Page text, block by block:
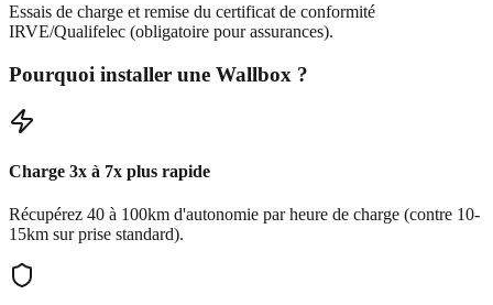
Essais de charge et remise du certificat de conformité
IRVE/Qualifelec (obligatoire pour assurances).
Pourquoi installer une Wallbox ?
Charge 3x à 7x plus rapide
Récupérez 40 à 100km d'autonomie par heure de charge (contre 10-
15km sur prise standard).